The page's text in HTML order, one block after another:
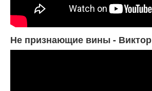
Не признающие вины -